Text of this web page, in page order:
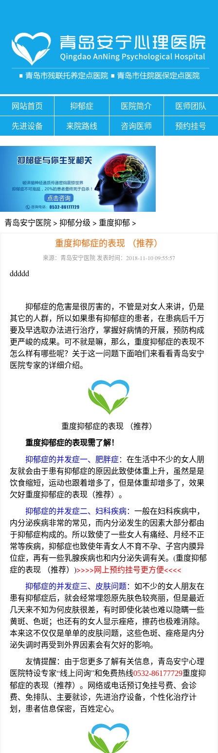
网站首页 抑郁症 医院简介
医师团队
先进设备
来院路线 咨询医师 预约挂号
点击咨询
青岛安宁医院> 抑郁分级 > 重度抑郁>
重度抑郁症的表现 （推荐）
来源：青岛安宁医院 发表时间：2018-11-10 09:55:57
ddddd
抑郁症的危害是很厉害的，不管是对女人来讲，仍是
其它的人群，所以如果患有抑郁症的患者，在患病后千万
要及早选取办法进行治疗，掌握好病情的开展，预防构成
更严峻的成果。可不就是嘛，那么，重度抑郁症的表现不
怎么样有哪些呢？关于这一问题下面咱们来看看青岛安宁
医院专家的详细介绍。
重度抑郁症的表现 （推荐）
重度抑郁症的表现需了解！
抑郁症的并发症一、肥胖症： 在生活中不少的女人朋
友就会由于患有抑郁症的原因此致使体重上升，虽然是是
饮食缩短，运动也跟着增多了，但是体重却增多了，效果
欠好重度抑郁症的表现（推荐）。
抑郁症的并发症二、妇科疾病： 一般在妇科疾病中，
内分泌疾病非常的常见，而内分泌发生的因素大部分都由
于抑郁症构成的。所以致使了一些女人有痛经、月经不正
常等疾病，抑郁症也致使年青女人不育不孕、子宫内膜异
位症，再有一些乳腺疾病也和内分泌失调有关。(重度抑郁
症的表现 （推荐）)>>>>网上预约挂号更方便<<<<
抑郁症的并发症三、皮肤问题： 如不少的女人朋友在
患有抑郁症后，就会经常埋怨原先肤色较亮丽，但是最近
几天来不知为何皮肤很差，有时即使化装也难以隐瞒一些
黄斑、色斑；也还有的女人显示痤疮，擦药也极难消除。
本来这不仅仅是单单的皮肤问题，这些色斑、痤疮是内分
泌失调时再受到外界因素会有欠好的影响。
友情提醒：由于您更多了解有关信息，青岛安宁心理
医院特设专家“线上问询”和免费热线0532-86177729重度抑
郁症的表现（推荐）。网络或电话预订免挂号费、会诊
费、免排队、主要就诊，先进治疗设备，个性化治疗计
划，患者信息保密，百姓定心。